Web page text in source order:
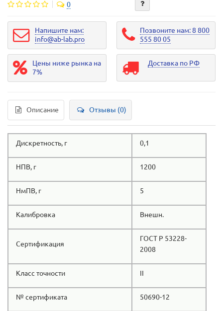
0
Напишите нам:
info@ab-lab.pro
Позвоните нам: 8 800
555 80 05
Цены ниже рынка на
7%
Доставка по РФ
Описание Отзывы (0)
Дискретность, г 0,1
НПВ, г 1200
НмПВ, г 5
Калибровка Внешн.
Сертификация
ГОСТ Р 53228-
2008
Класс точности II
№ сертификата 50690-12